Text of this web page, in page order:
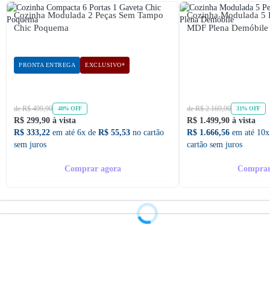
Cozinha Modulada 2 Peças Sem Tampo
Chic Poquema
PRONTA ENTREGA EXCLUSIVO*
de R$ 499,90 40% OFF
R$ 299,90 à vista
R$ 333,22 em até 6x de R$ 55,53 no cartão
sem juros
Comprar agora
Cozinha Modulada 5
MDF Plena Demóbile
de R$ 2.169,90 31% OFF
R$ 1.499,90 à vista
R$ 1.666,56 em até
cartão sem juros